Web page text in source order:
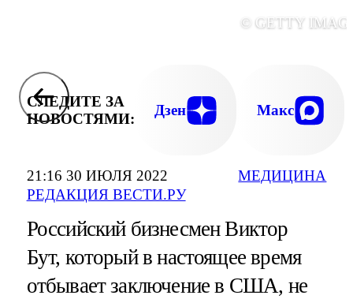
21:16 30 ИЮЛЯ 2022
РЕДАКЦИЯ ВЕСТИ.РУ
МЕДИЦИНА
© GETTY
СЛЕДИТЕ ЗА
НОВОСТЯМИ:
Дзен Макс
Российский бизнесмен Виктор
Бут, который в настоящее время
отбывает заключение в США, не